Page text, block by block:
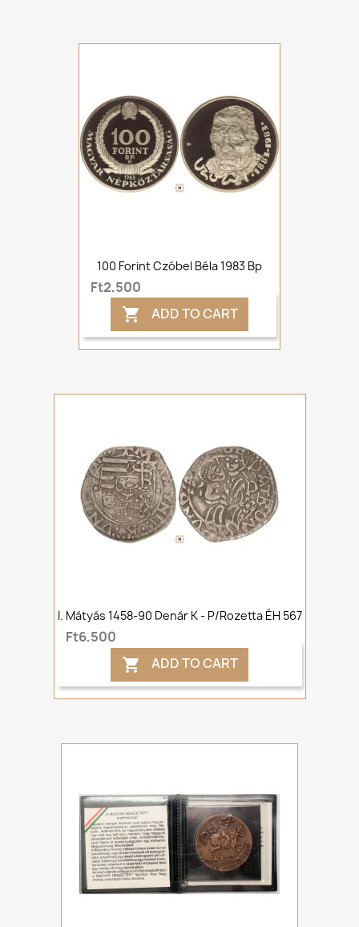
100 Forint Czóbel Béla 1983 Bp
Ft2,500
 ADD TO CART
I. Mátyás 1458-90 Denár K - P/rozetta ÉH 567
Ft6,500
 ADD TO CART